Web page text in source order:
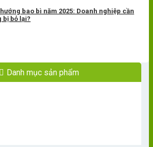
bao bì năm 2025: Doanh nghiệp cần
bị bỏ lại?
Danh mục sản phẩm